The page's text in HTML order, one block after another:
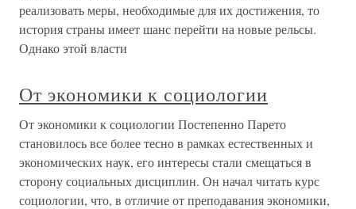
реализовать меры, необходимые для их достижения, то
история страны имеет шанс перейти на новые рельсы.
Однако этой власти
От экономики к социологии
От экономики к социологии Постепенно Парето
становилось все более тесно в рамках естественных и
экономических наук, его интересы стали смещаться в
сторону социальных дисциплин. Он начал читать курс
социологии, что, в отличие от преподавания экономики,